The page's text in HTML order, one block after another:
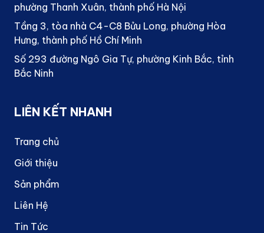
phường Thanh Xuân, thành phố Hà Nội
Tầng 3, tòa nhà C4-C8 Bửu Long, phường Hòa
Hưng, thành phố Hồ Chí Minh
Số 293 đường Ngô Gia Tự, phường Kinh Bắc, tỉnh
Bắc Ninh
LIÊN KẾT NHANH
Trang chủ
Giới thiệu
Sản phẩm
Liên Hệ
Tin Tức